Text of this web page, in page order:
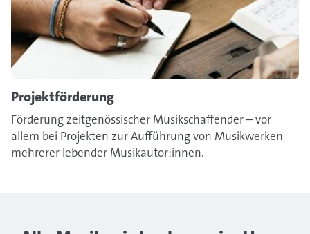
Projektförderung
Förderung zeitgenössischer Musikschaffender – vor
allem bei Projekten zur Aufführung von Musikwerken
mehrerer lebender Musikautor:innen.